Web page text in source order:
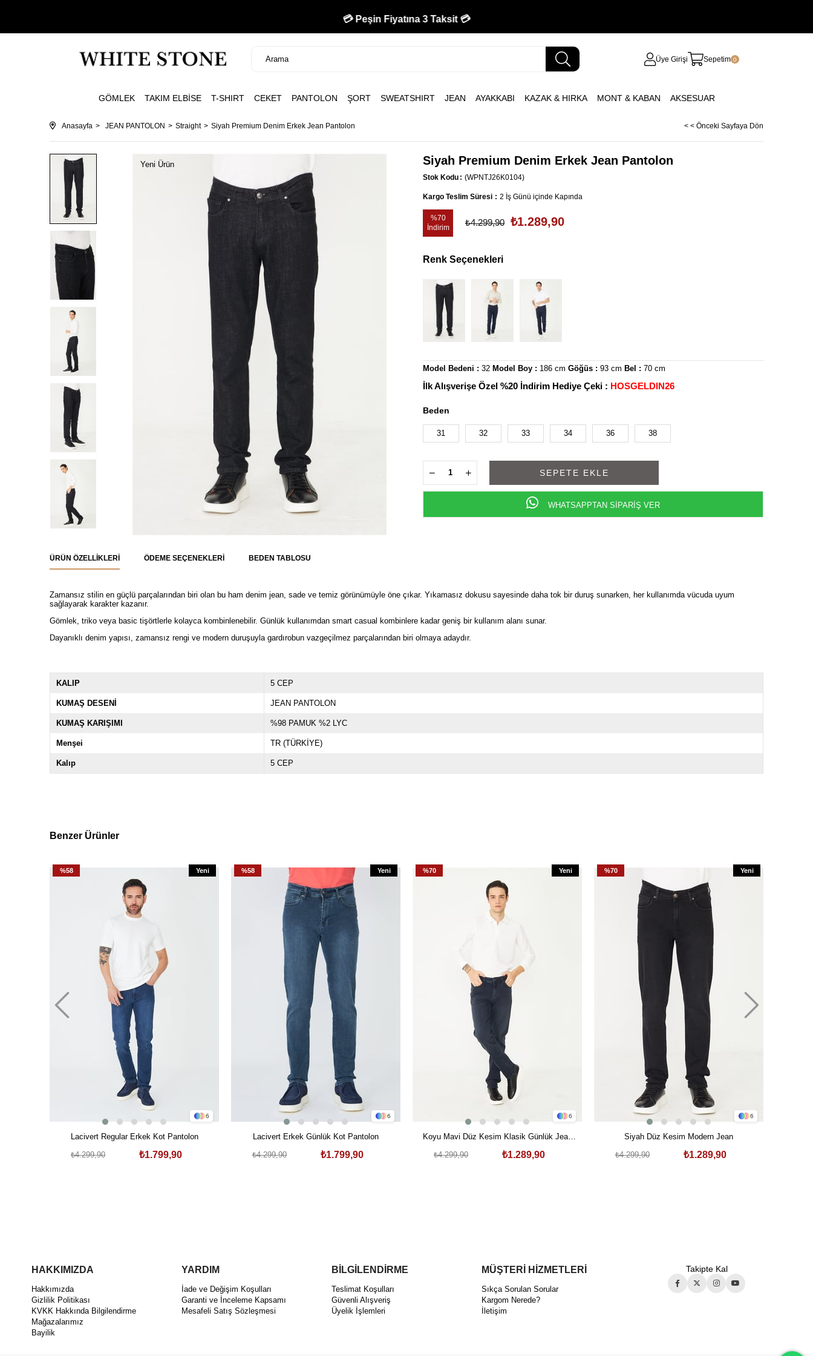
💳 Peşin Fiyatına 3 Taksit 💳
🚚 750 TL Üzeri Kargo Bedava 🚚
Üye Girişi Sepetim 0
GÖMLEK TAKIM ELBİSE T-SHIRT CEKET PANTOLON ŞORT SWEATSHIRT JEAN AYAKKABI KAZAK & HIRKA MONT & KABAN AKSESUAR
Anasayfa JEAN PANTOLON Straight Siyah Premium Denim Erkek Jean Pantolon < < Önceki Sayfaya Dön
Yeni Ürün Siyah Premium Denim Erkek Jean Pantolon
Stok Kodu (WPNTJ26K0104)
Kargo Teslim Süresi : 2 İş Günü içinde Kapında
%70
İndirim
₺4.299,90 ₺1.289,90
Renk Seçenekleri
Model Bedeni : 32 Model Boy : 186 cm Göğüs : 93 cm Bel : 70 cm
İlk Alışverişe Özel %20 İndirim Hediye Çeki : HOSGELDIN26
Beden
31 32 33 34 36 38
WHATSAPPTAN SİPARİŞ VER
ÜRÜN ÖZELLIKLERI ÖDEME SEÇENEKLERI BEDEN TABLOSU
Zamansız stilin en güçlü parçalarından biri olan bu ham denim jean, sade ve temiz görünümüyle öne çıkar. Yıkamasız dokusu sayesinde daha tok bir duruş sunarken, her kullanımda vücuda uyum
sağlayarak karakter kazanır.
Gömlek, triko veya basic tişörtlerle kolayca kombinlenebilir. Günlük kullanımdan smart casual kombinlere kadar geniş bir kullanım alanı sunar.
Dayanıklı denim yapısı, zamansız rengi ve modern duruşuyla gardırobun vazgeçilmez parçalarından biri olmaya adaydır.
KALIP 5 CEP
KUMAŞ DESENİ JEAN PANTOLON
KUMAŞ KARIŞIMI %98 PAMUK %2 LYC
Menşei TR (TÜRKİYE)
Kalıp 5 CEP
Benzer Ürünler
6
%58
Yeni
Lacivert Regular Erkek Kot Pantolon
₺1.799,90
₺4.299,90
6
%58
Yeni
Lacivert Erkek Günlük Kot Pantolon
₺1.799,90
₺4.299,90
6
%70
Yeni
Koyu Mavi Düz Kesim Klasik Günlük Jean
Pantolon
₺1.289,90
₺4.299,90
6
%70
Yeni
Siyah Düz Kesim Modern Jean
₺1.289,90
₺4.299,90
HAKKIMIZDA
Hakkımızda
Gizlilik Politikası
KVKK Hakkında Bilgilendirme
Mağazalarımız
Bayilik
YARDIM
İade ve Değişim Koşulları
Garanti ve İnceleme Kapsamı
Mesafeli Satış Sözleşmesi
BİLGİLENDİRME
Teslimat Koşulları
Güvenli Alışveriş
Üyelik İşlemleri
MÜŞTERİ HİZMETLERİ
Sıkça Sorulan Sorular
Kargom Nerede?
İletişim
Takipte Kal